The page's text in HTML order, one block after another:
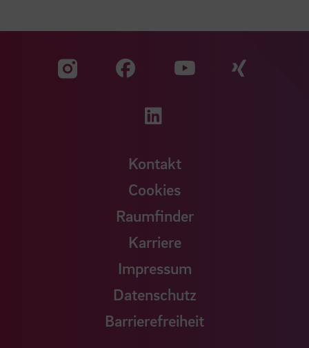
Zu unserer Facebook
Zu
Zu unserer
Kontakt
Cookies
Raumfinder
Karriere
Impressum
Datenschutz
Barrierefreiheit